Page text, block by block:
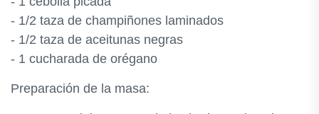
- 1/2 taza de champiñones laminados
- 1/2 taza de aceitunas negras
- 1 cucharada de orégano
Preparación de la masa: